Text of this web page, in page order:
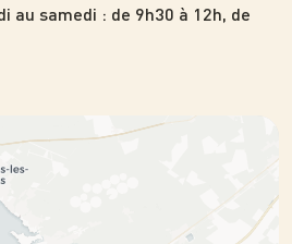
au samedi : de 9h30 à 12h, de